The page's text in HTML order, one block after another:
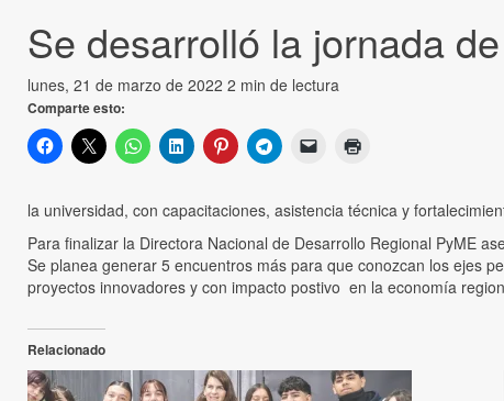
Se desarrolló la jornada
lunes, 21 de marzo de 2022 2 min de lectura
Comparte esto:
la universidad, con capacitaciones, asistencia técnica y
Para finalizar la Directora Nacional de Desarrollo Regional PyME
Se planea generar 5 encuentros más para que conozcan los ejes
proyectos innovadores y con impacto postivo en la economía
Relacionado